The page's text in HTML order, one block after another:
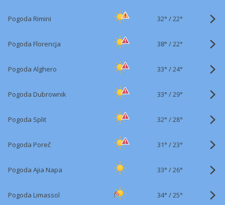
Pogoda Rimini 32° /22°
Pogoda Florencja 38° /22°
Pogoda Alghero 33° /24°
Pogoda Dubrownik 33° /29°
Pogoda Split 32° /28°
Pogoda Poreč 31° /23°
Pogoda Ajia Napa 33° /26°
Pogoda Limassol 34° /25°